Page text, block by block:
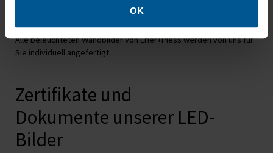
OK
Alle beleuchteten Wandbilder von Erler+Pless werden von uns für
Sie individuell angefertigt.
Zertifikate und
Dokumente unserer LED-
Bilder